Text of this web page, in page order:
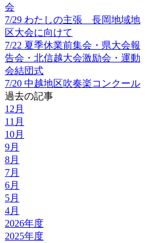
会
7/29 わたしの主張 長岡地域地
区大会に向けて
7/22 夏季休業前集会・県大会報
告会・北信越大会激励会・運動
会結団式
7/20 中越地区吹奏楽コンクール
過去の記事
12月
11月
10月
9月
8月
7月
6月
5月
4月
2026年度
2025年度